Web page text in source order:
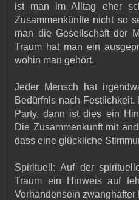
ist man im Alltag eher
Zusammenkünfte nicht so
man die Gesellschaft der
Traum hat man ein
wohin man gehört.
Jeder Mensch hat
Bedürfnis nach
Party, dann ist dies ein
Die Zusammenkunft mit
dass eine glückliche
Spirituell: Auf der
Traum ein Hinweis auf
Vorhandensein zwanghafter